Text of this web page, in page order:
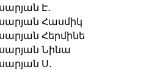
Է․
Հասմիկ
Հերմինե
Նինա
Ս․